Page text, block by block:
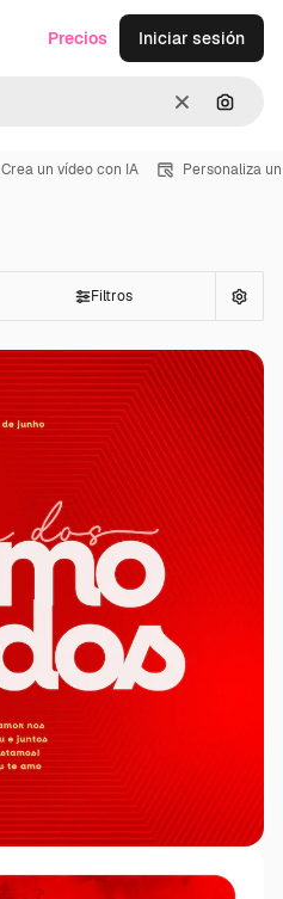
Borrar
Precios Iniciar sesión
Crea un vídeo con IA Personaliza
Filtros